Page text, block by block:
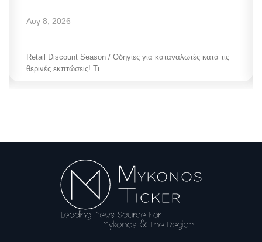
Αυγ 8, 2026
Retail Discount Season / Οδηγίες για καταναλωτές κατά τις
θερινές εκπτώσεις! Τι...